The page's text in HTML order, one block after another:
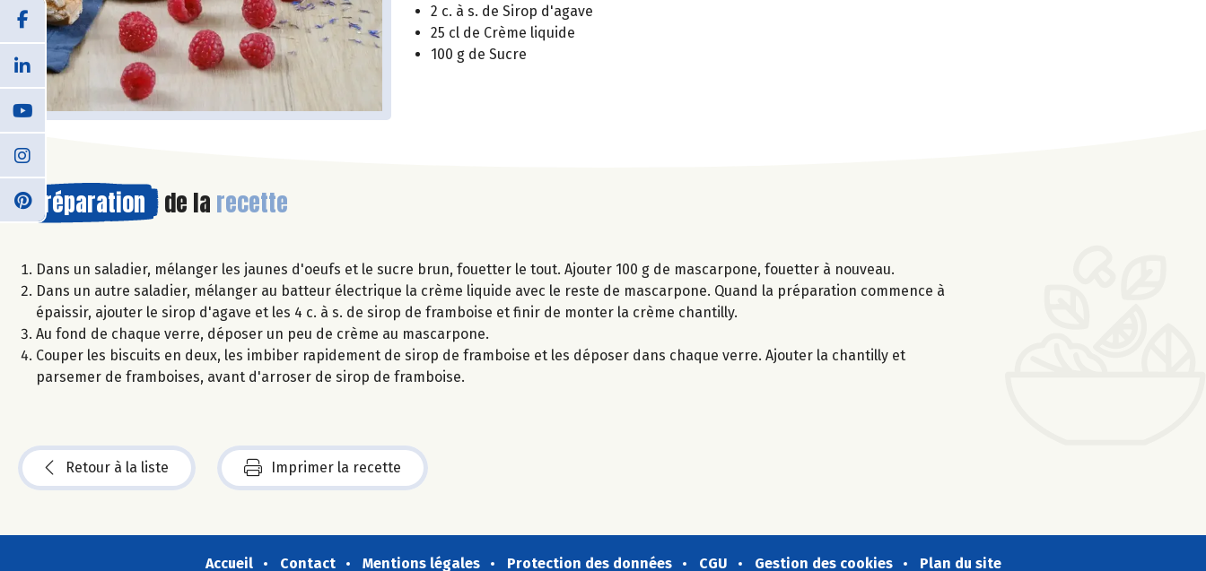
2 c. à s. de Sirop d'agave
25 cl de Crème liquide
100 g de Sucre
Préparation de la recette
Dans un saladier, mélanger les jaunes d'oeufs et le sucre brun, fouetter le tout. Ajouter 100 g de mascarpone, fouetter à nouveau.
Dans un autre saladier, mélanger au batteur électrique la crème liquide avec le reste de mascarpone. Quand la préparation commence à
épaissir, ajouter le sirop d'agave et les 4 c. à s. de sirop de framboise et finir de monter la crème chantilly.
Au fond de chaque verre, déposer un peu de crème au mascarpone.
Couper les biscuits en deux, les imbiber rapidement de sirop de framboise et les déposer dans chaque verre. Ajouter la chantilly et
parsemer de framboises, avant d'arroser de sirop de framboise.
Retour à la liste Imprimer la recette
Accueil Contact Mentions légales Protection des données CGU Gestion des cookies Plan du site